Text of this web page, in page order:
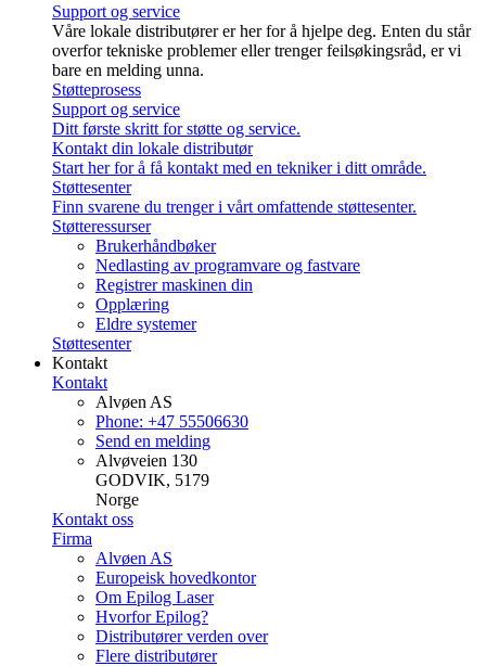
Support og service
Våre lokale distributører er her for å hjelpe deg. Enten du står
overfor tekniske problemer eller trenger feilsøkingsråd, er vi
bare en melding unna.
Støtteprosess
Support og service
Ditt første skritt for støtte og service.
Kontakt din lokale distributør
Start her for å få kontakt med en tekniker i ditt område.
Støttesenter
Finn svarene du trenger i vårt omfattende støttesenter.
Støtteressurser
Brukerhåndbøker
Nedlasting av programvare og fastvare
Registrer maskinen din
Opplæring
Eldre systemer
Støttesenter
Kontakt
Kontakt
Alvøen AS
Phone: +47 55506630
Send en melding
Alvøveien 130
GODVIK, 5179
Norge
Kontakt oss
Firma
Alvøen AS
Europeisk hovedkontor
Om Epilog Laser
Hvorfor Epilog?
Distributører verden over
Flere distributører